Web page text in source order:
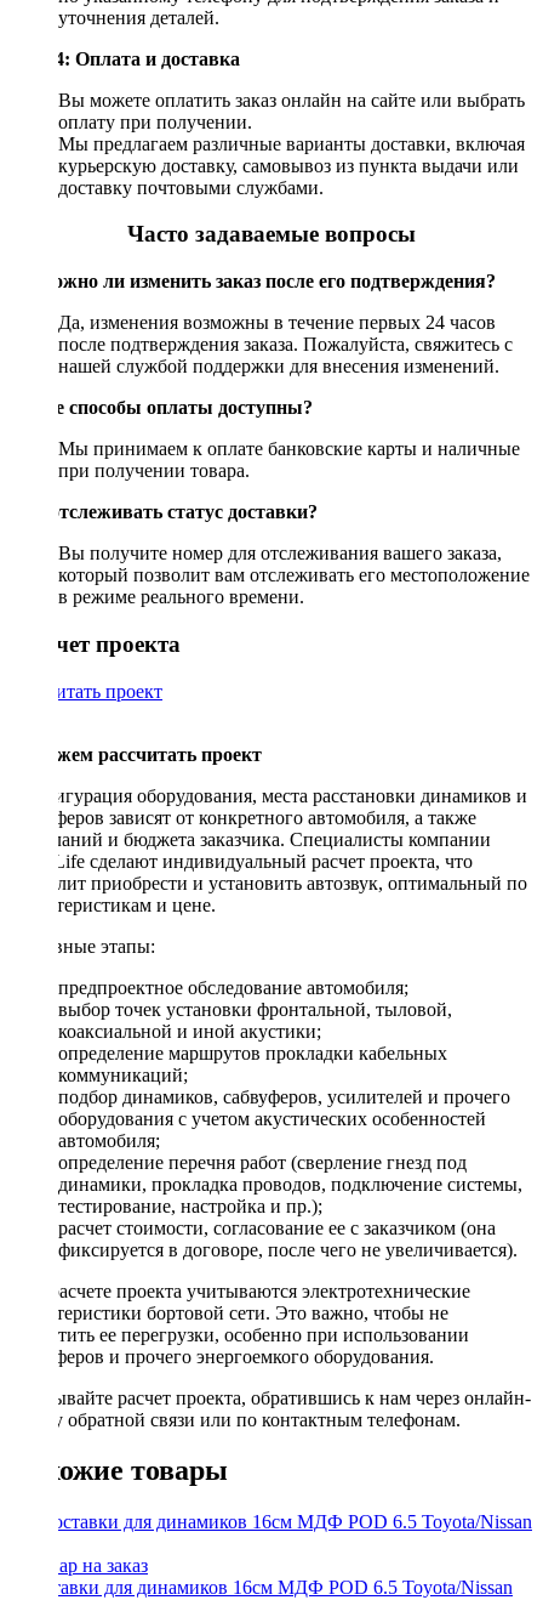
уточнения деталей.
Шаг 4: Оплата и доставка
Вы можете оплатить заказ онлайн на сайте или выбрать
оплату при получении.
Мы предлагаем различные варианты доставки, включая
курьерскую доставку, самовывоз из пункта выдачи или
доставку почтовыми службами.
Часто задаваемые вопросы
Возможно ли изменить заказ после его подтверждения?
Да, изменения возможны в течение первых 24 часов
после подтверждения заказа. Пожалуйста, свяжитесь с
нашей службой поддержки для внесения изменений.
Какие способы оплаты доступны?
Мы принимаем к оплате банковские карты и наличные
при получении товара.
Как отслеживать статус доставки?
Вы получите номер для отслеживания вашего заказа,
который позволит вам отслеживать его местоположение
в режиме реального времени.
Рассчет проекта
Рассчитать проект
Поможем рассчитать проект
Конфигурация оборудования, места расстановки динамиков и
сабвуферов зависят от конкретного автомобиля, а также
пожеланий и бюджета заказчика. Специалисты компании
DriveLife сделают индивидуальный расчет проекта, что
позволит приобрести и установить автозвук, оптимальный по
характеристикам и цене.
Основные этапы:
предпроектное обследование автомобиля;
выбор точек установки фронтальной, тыловой,
коаксиальной и иной акустики;
определение маршрутов прокладки кабельных
коммуникаций;
подбор динамиков, сабвуферов, усилителей и прочего
оборудования с учетом акустических особенностей
автомобиля;
определение перечня работ (сверление гнезд под
динамики, прокладка проводов, подключение системы,
тестирование, настройка и пр.);
расчет стоимости, согласование ее с заказчиком (она
фиксируется в договоре, после чего не увеличивается).
При расчете проекта учитываются электротехнические
характеристики бортовой сети. Это важно, чтобы не
допустить ее перегрузки, особенно при использовании
сабвуферов и прочего энергоемкого оборудования.
Заказывайте расчет проекта, обратившись к нам через онлайн-
форму обратной связи или по контактным телефонам.
Похожие товары
Проставки для динамиков 16см МДФ POD 6.5 Toyota/Nissan